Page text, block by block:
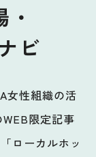
ビ
女性組織の活
限定記事
ローカルホッ